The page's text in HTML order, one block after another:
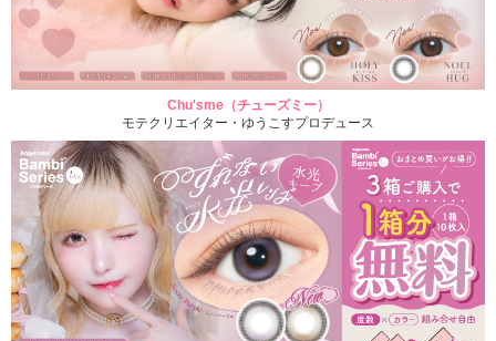
Chu'sme（チューズミー）
モテクリエイター・ゆうこすプロデュース